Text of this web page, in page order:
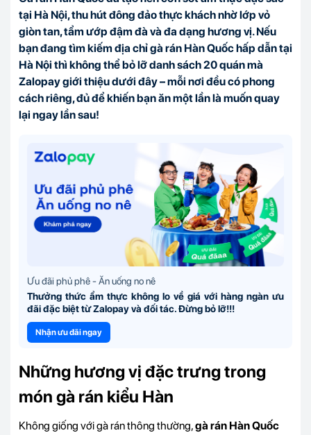
tại Hà Nội, thu hút đông đảo thực khách nhờ lớp vỏ
giòn tan, tẩm ướp đậm đà và đa dạng hương vị. Nếu
bạn đang tìm kiếm địa chỉ gà rán Hàn Quốc hấp dẫn tại
Hà Nội thì không thể bỏ lỡ danh sách 20 quán mà
Zalopay giới thiệu dưới đây – mỗi nơi đều có phong
cách riêng, đủ để khiến bạn ăn một lần là muốn quay
lại ngay lần sau!
Ưu đãi phủ phê - Ăn uống no nê
Thưởng thức ẩm thực không lo về giá với hàng ngàn ưu
đãi đặc biệt từ Zalopay và đối tác. Đừng bỏ lỡ!!!
Nhận ưu đãi ngay
Những hương vị đặc trưng trong
món gà rán kiểu Hàn
Không giống với gà rán thông thường,gà rán Hàn Quốc